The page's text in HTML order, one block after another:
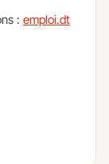
: emploi.dt